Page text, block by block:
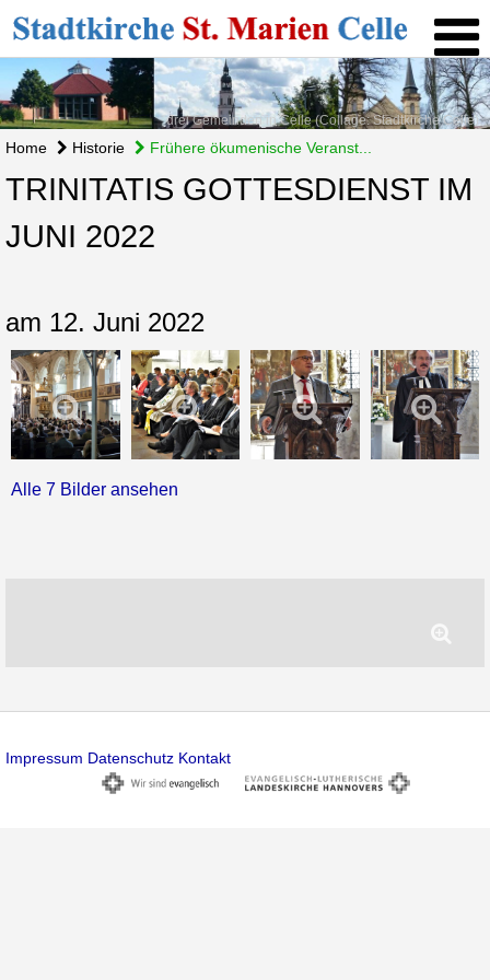
drei Gemeinden in Celle (Collage: Stadtkirche Celle)
Home Historie Frühere ökumenische Veranst...
TRINITATIS GOTTESDIENST IM
JUNI 2022
am 12. Juni 2022
Alle 7 Bilder ansehen
Impressum Datenschutz Kontakt